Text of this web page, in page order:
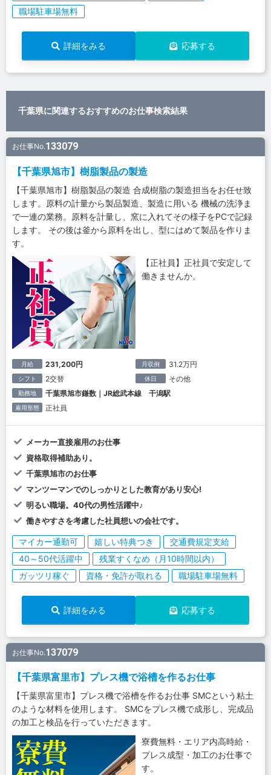
職場駐車場無料
詳細をみる 応募する
千葉県に関連するおすすめのお仕事検索結果
お仕事No.133079
【千葉県旭市】樹脂製品の製造
【千葉県旭市】樹脂製品の製造 合成樹脂の製造担当をお任せ致
します。原料の計量から製品製造、製造に用いる 機械の洗浄ま
で一連の業務。原料を計量し、窯に入れてその様子をPCで記録
します。 その後は釜から原料を出し、型にはめて製品を作りま
す。
【正社員】正社員で安定して
働きませんか。
月給 231,200円 月収例 31.2万円
シフト 2交替 休日 その他
勤務地 千葉県旭市鎌数｜JR総武本線 干潟駅
雇用形態 正社員
メーカー直接雇用のお仕事
資格取得補助あり。
千葉県旭市のお仕事
マンツーマンでのしっかりとした教育があり安心!
明るい職場。40代の男性活躍中♪
働きやすさを考慮した社員想いの会社です。
マイカー通勤可 嬉しい特典つき
交通費規定支給
40～50代活躍中
残業すくなめ（月10時間以内）
ガッツリ稼ぐ
資格・免許が取れる 職場駐車場無料
詳細をみる 応募する
お仕事No.137079
【千葉県富里市】プレス機で浴槽を作るお仕事
【千葉県富里市】プレス機で浴槽を作るお仕事 SMCという粘土
のような材料を使用します。 SMCをプレス機で成形し、完成品
の加工と検品を行っていただきます。
寮費無料・エリア内高時給・
プレス成型・加工のお仕事で
す。